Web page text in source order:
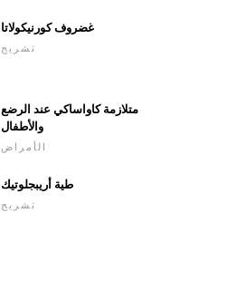
غضروف كورنيكولاتا
تشريح
متلازمة كاواساكي عند الرضع
والأطفال
الأمراض
طية أريبجلوتيك
تشريح